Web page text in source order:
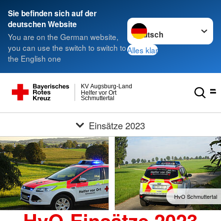
Sie befinden sich auf der
deutschen Website
You are on the German website,
you can use the switch to switch to
the English one
Sprache wechseln zu
Alles klar
Schmuttertal
Helfer vor Ort
KV Augsburg-Land
Einsätze 2023
HvO Schmuttertal